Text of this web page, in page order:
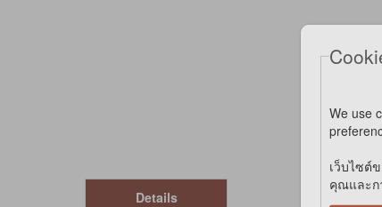
Details
We use
เว็บไซต์
คุณและก